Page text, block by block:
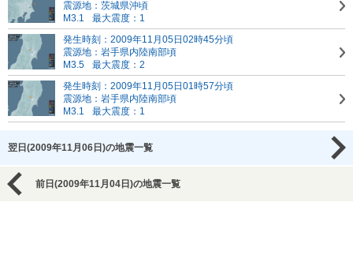
震源地：茨城県沖頃
M3.1
最大震度：1
発生時刻：2009年11月05日02時45分頃
震源地：岩手県内陸南部頃
M3.5
最大震度：2
発生時刻：2009年11月05日01時57分頃
震源地：岩手県内陸南部頃
M3.1
最大震度：1
翌日(2009年11月06日)の地震一覧
前日(2009年11月04日)の地震一覧